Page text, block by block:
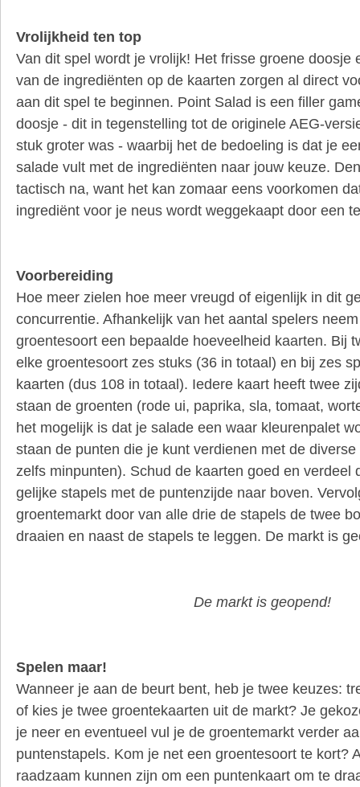
Vrolijkheid ten top
Van dit spel wordt je vrolijk! Het frisse groene doosje
van de ingrediënten op de kaarten zorgen al direct
aan dit spel te beginnen. Point Salad is een filler
doosje - dit in tegenstelling tot de originele AEG-
stuk groter was - waarbij het de bedoeling is dat je
salade vult met de ingrediënten naar jouw keuze.
tactisch na, want het kan zomaar eens voorkomen
ingrediënt voor je neus wordt weggekaapt door een
Voorbereiding
Hoe meer zielen hoe meer vreugd of eigenlijk in dit
concurrentie. Afhankelijk van het aantal spelers
groentesoort een bepaalde hoeveelheid kaarten. Bij
elke groentesoort zes stuks (36 in totaal) en bij zes
kaarten (dus 108 in totaal). Iedere kaart heeft twee
staan de groenten (rode ui, paprika, sla, tomaat,
het mogelijk is dat je salade een waar kleurenpalet
staan de punten die je kunt verdienen met de
zelfs minpunten). Schud de kaarten goed en verdeel
gelijke stapels met de puntenzijde naar boven.
groentemarkt door van alle drie de stapels de twee
draaien en naast de stapels te leggen. De markt is
De markt is geopend!
Spelen maar!
Wanneer je aan de beurt bent, heb je twee keuzes:
of kies je twee groentekaarten uit de markt? Je
je neer en eventueel vul je de groentemarkt verder
puntenstapels. Kom je net een groentesoort te kort?
raadzaam kunnen zijn om een puntenkaart om te